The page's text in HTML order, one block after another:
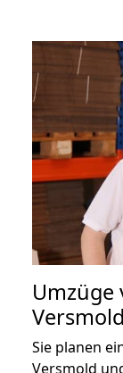
Umzüge
Sie planen
Versmold